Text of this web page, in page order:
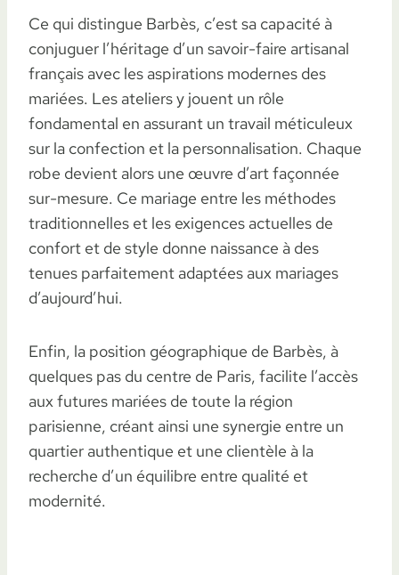
Ce qui distingue Barbès, c’est sa capacité à
conjuguer l’héritage d’un savoir-faire artisanal
français avec les aspirations modernes des
mariées. Les ateliers y jouent un rôle
fondamental en assurant un travail méticuleux
sur la confection et la personnalisation. Chaque
robe devient alors une œuvre d’art façonnée
sur-mesure. Ce mariage entre les méthodes
traditionnelles et les exigences actuelles de
confort et de style donne naissance à des
tenues parfaitement adaptées aux mariages
d’aujourd’hui.
Enfin, la position géographique de Barbès, à
quelques pas du centre de Paris, facilite l’accès
aux futures mariées de toute la région
parisienne, créant ainsi une synergie entre un
quartier authentique et une clientèle à la
recherche d’un équilibre entre qualité et
modernité.